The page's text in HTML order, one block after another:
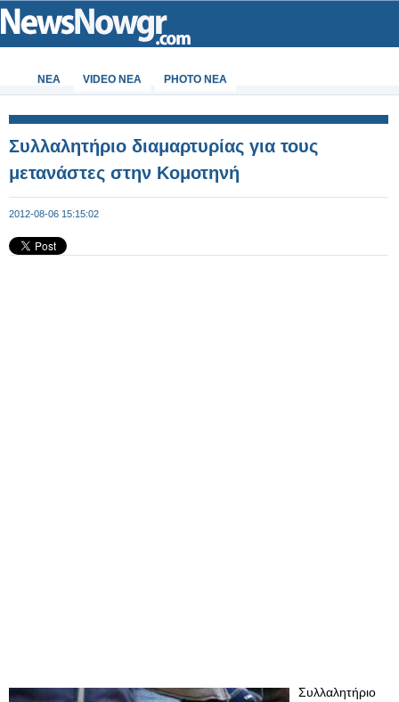
ΝΕΑ VIDEO NEA PHOTO NEA
Συλλαλητήριο διαμαρτυρίας για τους
μετανάστες στην Κομοτηνή
2012-08-06 15:15:02
Συλλαλητήριο